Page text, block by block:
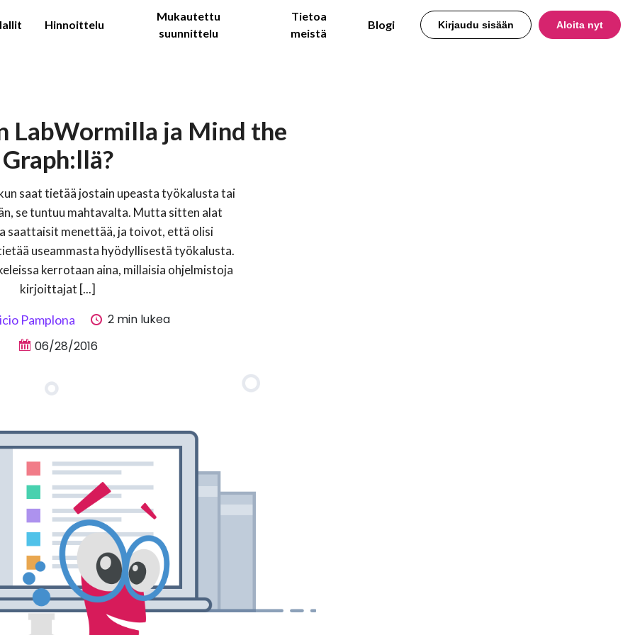
Hinnoittelu
Mukautettu
suunnittelu
Tietoa
meistä
Blogi Kirjaudu sisään Aloita nyt
LabWormilla ja Mind the
Graph:llä?
saat tietää jostain upeasta työkalusta tai
se tuntuu mahtavalta. Mutta sitten alat
saattaisit menettää, ja toivot, että olisi
useammasta hyödyllisestä työkalusta.
kerrotaan aina, millaisia ohjelmistoja
kirjoittajat [...]
Pamplona
2 min lukea
06/28/2016